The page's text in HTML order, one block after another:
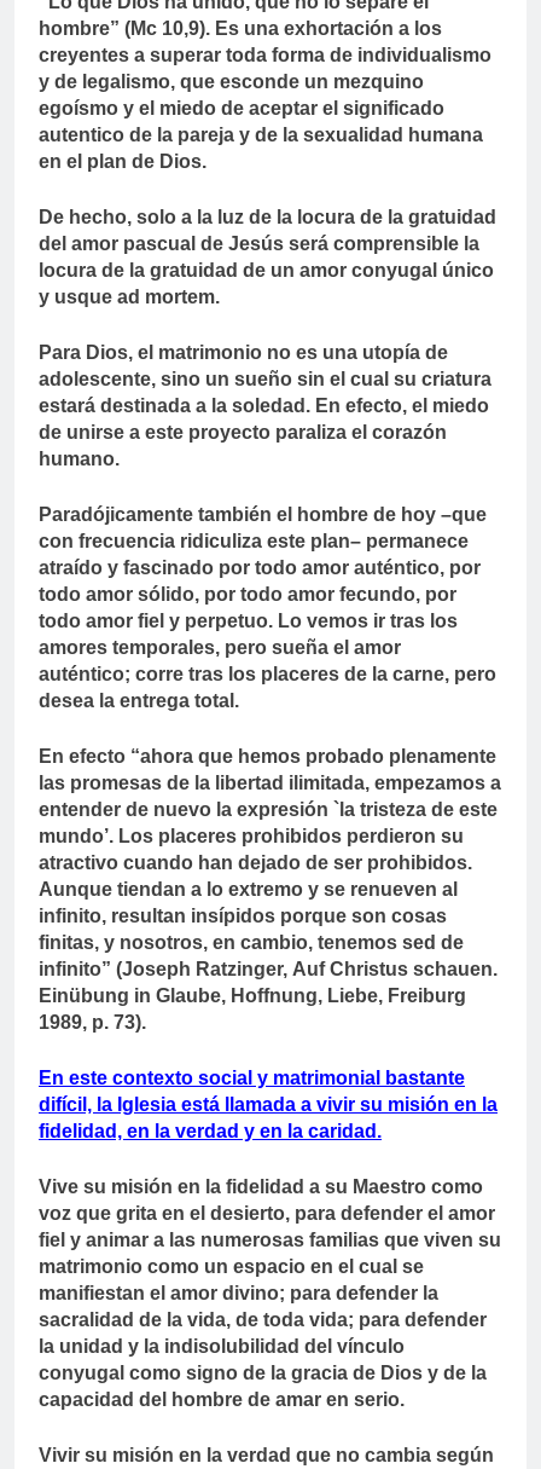
hombre” (Mc 10,9). Es una exhortación a los
creyentes a superar toda forma de individualismo
y de legalismo, que esconde un mezquino
egoísmo y el miedo de aceptar el significado
autentico de la pareja y de la sexualidad humana
en el plan de Dios.
De hecho, solo a la luz de la locura de la gratuidad
del amor pascual de Jesús será comprensible la
locura de la gratuidad de un amor conyugal único
y usque ad mortem.
Para Dios, el matrimonio no es una utopía de
adolescente, sino un sueño sin el cual su criatura
estará destinada a la soledad. En efecto, el miedo
de unirse a este proyecto paraliza el corazón
humano.
Paradójicamente también el hombre de hoy –que
con frecuencia ridiculiza este plan– permanece
atraído y fascinado por todo amor auténtico, por
todo amor sólido, por todo amor fecundo, por
todo amor fiel y perpetuo. Lo vemos ir tras los
amores temporales, pero sueña el amor
auténtico; corre tras los placeres de la carne, pero
desea la entrega total.
En efecto “ahora que hemos probado plenamente
las promesas de la libertad ilimitada, empezamos a
entender de nuevo la expresión `la tristeza de este
mundo’. Los placeres prohibidos perdieron su
atractivo cuando han dejado de ser prohibidos.
Aunque tiendan a lo extremo y se renueven al
infinito, resultan insípidos porque son cosas
finitas, y nosotros, en cambio, tenemos sed de
infinito” (Joseph Ratzinger, Auf Christus schauen.
Einübung in Glaube, Hoffnung, Liebe, Freiburg
1989, p. 73).
En este contexto social y matrimonial bastante
difícil, la Iglesia está llamada a vivir su misión en la
fidelidad, en la verdad y en la caridad.
Vive su misión en la fidelidad a su Maestro como
voz que grita en el desierto, para defender el amor
fiel y animar a las numerosas familias que viven su
matrimonio como un espacio en el cual se
manifiestan el amor divino; para defender la
sacralidad de la vida, de toda vida; para defender
la unidad y la indisolubilidad del vínculo
conyugal como signo de la gracia de Dios y de la
capacidad del hombre de amar en serio.
Vivir su misión en la verdad que no cambia según